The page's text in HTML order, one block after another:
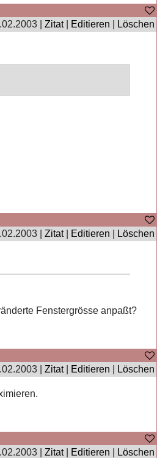
| Zitat| Editieren
Löschen
| Zitat| Editieren
Löschen
Fenstergrösse anpaßt?
| Zitat| Editieren
Löschen
| Zitat| Editieren Löschen